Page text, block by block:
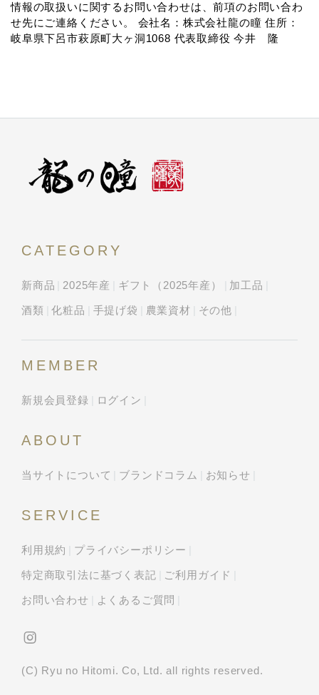
情報の取扱いに関するお問い合わせは、前項のお問い合わ
せ先にご連絡ください。 会社名：株式会社龍の瞳 住所：
岐阜県下呂市萩原町大ヶ洞1068 代表取締役 今井 隆
CATEGORY
新商品 2025年産 ギフト（2025年産） 加工品
酒類 化粧品 手提げ袋 農業資材 その他
MEMBER
新規会員登録 ログイン
ABOUT
当サイトについて ブランドコラム お知らせ
SERVICE
利用規約 プライバシーポリシー
特定商取引法に基づく表記 ご利用ガイド
お問い合わせ よくあるご質問
(C) Ryu no Hitomi. Co, Ltd. all rights reserved.